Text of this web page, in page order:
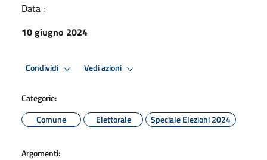
Data :
10 giugno 2024
Condividi Vedi azioni
Categorie:
Comune
Elettorale Speciale Elezioni 2024
Argomenti: